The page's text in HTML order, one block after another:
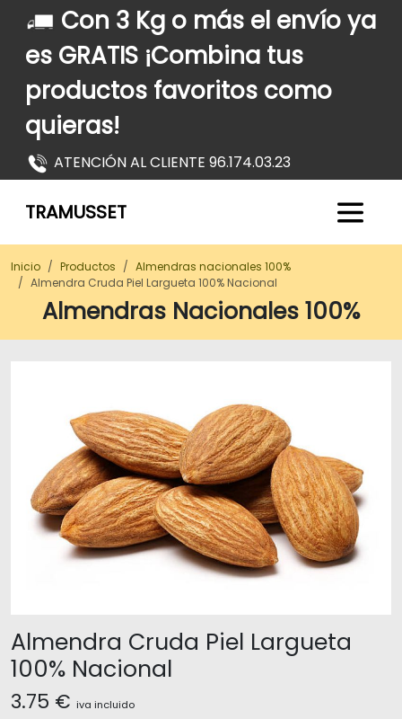
Con 3 Kg o más el envío ya
es GRATIS ¡Combina tus
productos favoritos como
quieras!
ATENCIÓN AL CLIENTE 96.174.03.23
TRAMUSSET
Inicio Productos
almendras nacionales 100%
Almendra Cruda Piel Largueta 100% Nacional
Almendras Nacionales 100%
Almendra Cruda Piel Largueta
100% Nacional
3.75 € iva incluido